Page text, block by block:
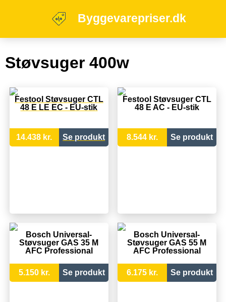
Byggevarepriser.dk
Støvsuger 400w
Festool Støvsuger CTL
48 E LE EC - EU-stik
14.438 kr. Se produkt
Festool Støvsuger CTL
48 E AC - EU-stik
8.544 kr. Se produkt
Bosch Universal-
Støvsuger GAS 35 M
AFC Professional
5.150 kr. Se produkt
Bosch Universal-
Støvsuger GAS 55 M
AFC Professional
6.175 kr. Se produkt